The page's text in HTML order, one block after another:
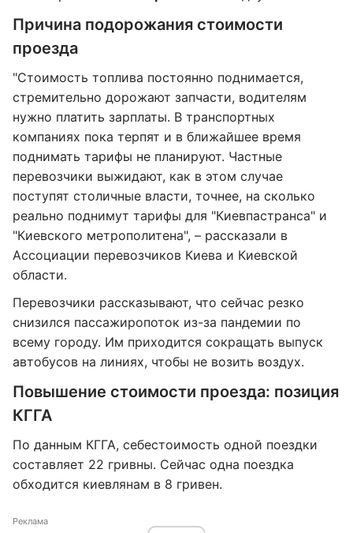
Причина подорожания стоимости
проезда
"Стоимость топлива постоянно поднимается,
стремительно дорожают запчасти, водителям
нужно платить зарплаты. В транспортных
компаниях пока терпят и в ближайшее время
поднимать тарифы не планируют. Частные
перевозчики выжидают, как в этом случае
поступят столичные власти, точнее, на сколько
реально поднимут тарифы для "Киевпастранса" и
"Киевского метрополитена", – рассказали в
Ассоциации перевозчиков Киева и Киевской
области.
Перевозчики рассказывают, что сейчас резко
снизился пассажиропоток из-за пандемии по
всему городу. Им приходится сокращать выпуск
автобусов на линиях, чтобы не возить воздух.
Повышение стоимости проезда: позиция
КГГА
По данным КГГА, себестоимость одной поездки
составляет 22 гривны. Сейчас одна поездка
обходится киевлянам в 8 гривен.
Реклама